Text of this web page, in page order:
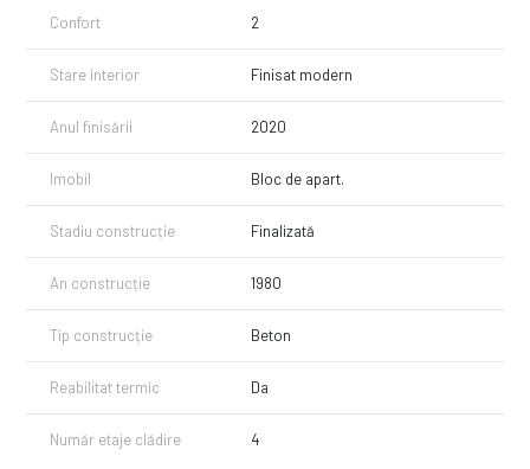
Confort 2
Stare interior Finisat modern
Anul finisării 2020
Imobil Bloc de apart.
Stadiu construcție Finalizată
An construcție 1980
Tip construcție Beton
Reabilitat termic Da
Număr etaje clădire 4